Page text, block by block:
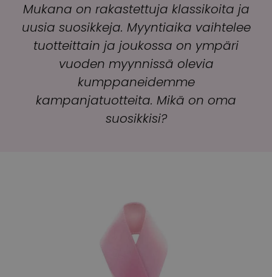
Mukana on rakastettuja klassikoita ja
uusia suosikkeja. Myyntiaika vaihtelee
tuotteittain ja joukossa on ympäri
vuoden myynnissä olevia
kumppaneidemme
kampanjatuotteita. Mikä on oma
suosikkisi?